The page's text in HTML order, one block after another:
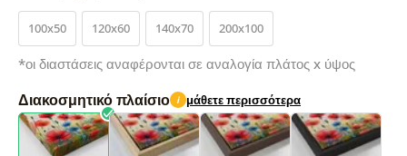
100x50 120x60 140x70 200x100
*οι διαστάσεις αναφέρονται σε αναλογία πλάτος x ύψος
Διακοσμητικό πλαίσιο i μάθετε περισσότερα